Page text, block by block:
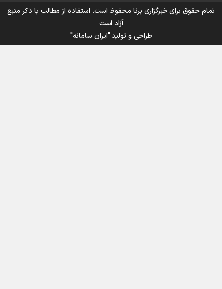
تمام حقوق برای خبرگزاری برنا محفوظ است. استفاده از مطالب با ذکر منبع
آزاد است
طراحی و تولید"ایران سامانه"